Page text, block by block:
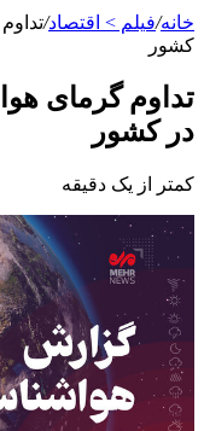
خانه/فیلم > اقتصاد/
کشور
تداوم گرمای
در کشور
کمتر از یک دقیقه